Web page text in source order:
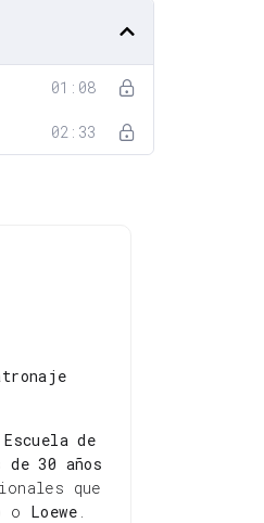
01:08
02:33
de
de 30 años
que
o Loewe.